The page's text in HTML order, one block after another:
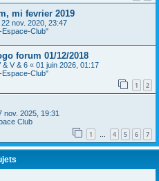
mi fevrier 2019
22 nov. 2020, 23:47
Espace-Club"
forum 01/12/2018
& V & 6 « 01 juin 2026, 01:17
Espace-Club"
1 2
nov. 2025, 19:31
Club
1 … 4 5 6 7